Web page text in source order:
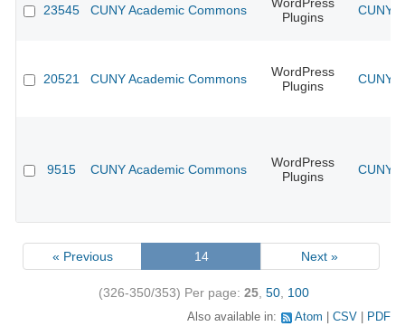
23545 CUNY Academic Commons
Plugins
CUNY
20521 CUNY Academic Commons
WordPress
Plugins
CUNY
9515 CUNY Academic Commons
WordPress
Plugins
CUNY
« Previous 14 Next »
(326-350/353) Per page: 25 50 100
Also available in: Atom CSV PDF